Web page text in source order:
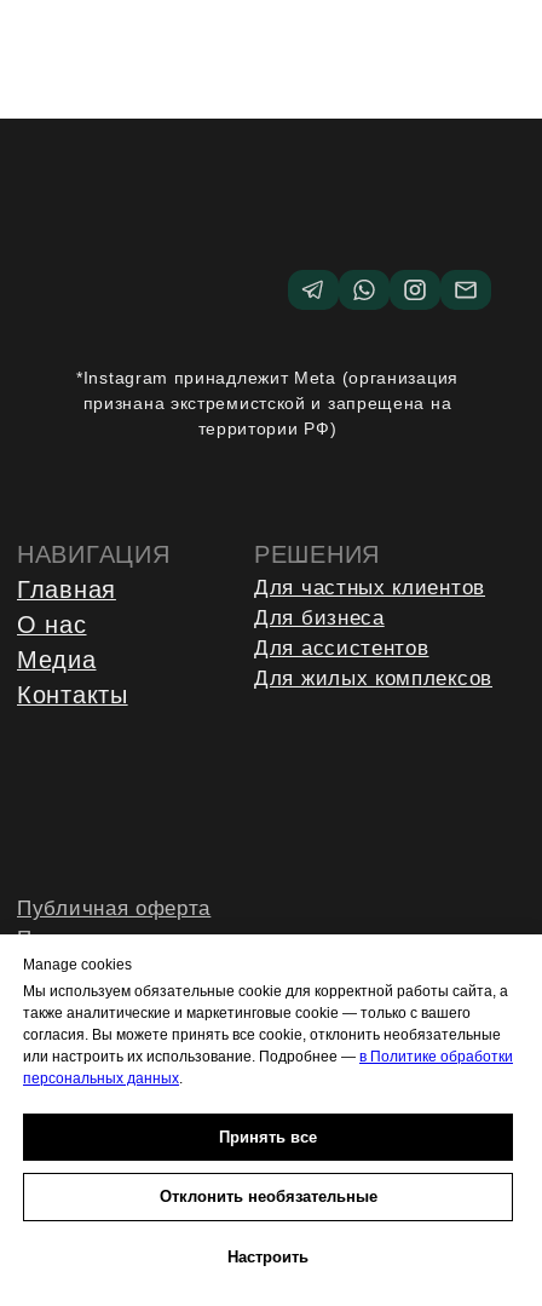
Manage cookies
Мы используем обязательные cookie для корректной работы сайта, а
также аналитические и маркетинговые cookie — только с вашего
согласия. Вы можете принять все cookie, отклонить необязательные
или настроить их использование. Подробнее — в Политике обработки
персональных данных
Принять все
Отклонить необязательные
Настроить